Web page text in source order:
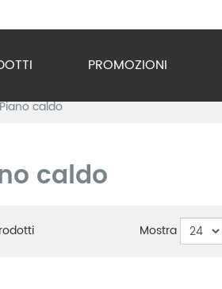
Inox
PROMOZIONI
Piano caldo
caldo
Mostra